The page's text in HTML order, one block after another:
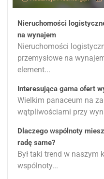
Nieruchomości
na wynajem
Nieruchomości
przemysłowe na
element...
Interesująca gama ofert
Wielkim panaceum na
wątpliwościami przy
Dlaczego wspólnoty
radę same?
Był taki trend w naszym
wspólnoty...